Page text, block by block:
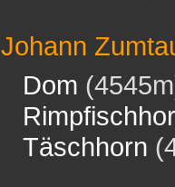
Johann
Dom
Täschhorn